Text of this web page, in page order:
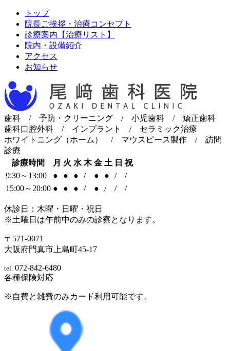
トップ
院長ご挨拶・治療コンセプト
診療案内【治療リスト】
院内・設備紹介
アクセス
お知らせ
歯科 / 予防・クリーニング / 小児歯科 / 矯正歯科
歯科口腔外科 / インプラント / セラミック治療
ホワイトニング（ホーム） / マウスピース製作 / 訪問
診療
診療時間
月 火 水 木 金 土 日 祝
9:30～13:00
● ● ● / ● ● /
/
15:00～20:00 ● ● ● / ● / / /
休診日：木曜・日曜・祝日
※土曜日は午前中のみの診察となります。
〒571-0071
大阪府門真市上島町45-17
tel. 072-842-6480
各種保険対応
※自費と雑費のみカード利用可能です。